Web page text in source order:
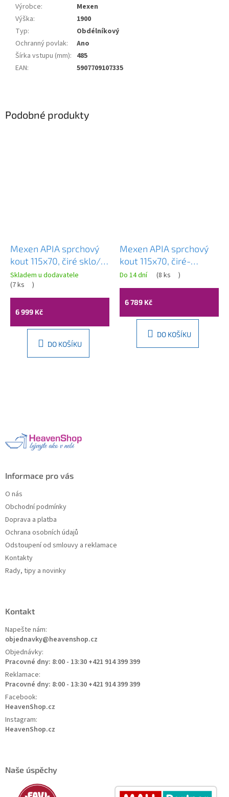
Výrobce:
Mexen
Výška:
1900
Typ:
Obdélníkový
Ochranný povlak:
Ano
Šírka vstupu (mm): 485
EAN: 5907709107335
Podobné produkty
Mexen APIA sprchový
kout 115x70, čiré sklo/
černý profil, 840-115-
070-70-00
Skladem u dodavatele
(7 ks )
6 999 Kč
DO KOŠÍKU
Mexen APIA sprchový
kout 115x70, čiré-
pásy/chromový profil,
840-115-070-01-20
Do 14 dní (8 ks )
6 789 Kč
DO KOŠÍKU
Informace pro vás
O nás
Obchodní podmínky
Doprava a platba
Ochrana osobních údajů
Odstoupení od smlouvy a reklamace
Kontakty
Rady, tipy a novinky
Kontakt
Napešte nám:
objednavky@heavenshop.cz
Objednávky:
Pracovné dny: 8:00 - 13:30 +421 914 399 399
Reklamace:
Pracovné dny: 8:00 - 13:30 +421 914 399 399
Facebook:
HeavenShop.cz
Instagram:
HeavenShop.cz
Naše úspěchy